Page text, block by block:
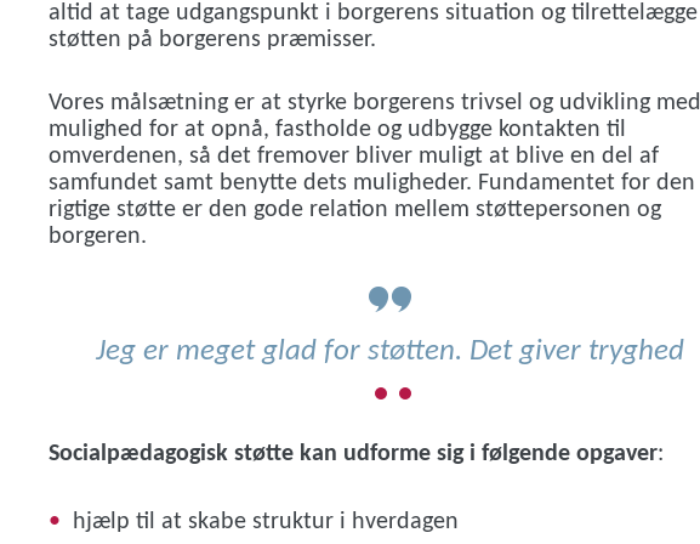
altid at tage udgangspunkt i borgerens situation og tilrettelægge
støtten på borgerens præmisser.
Vores målsætning er at styrke borgerens trivsel og udvikling med
mulighed for at opnå, fastholde og udbygge kontakten til
omverdenen, så det fremover bliver muligt at blive en del af
samfundet samt benytte dets muligheder. Fundamentet for den
rigtige støtte er den gode relation mellem støttepersonen og
borgeren.
Jeg er meget glad for støtten. Det giver tryghed
Socialpædagogisk støtte kan udforme sig i følgende opgaver:
hjælp til at skabe struktur i hverdagen